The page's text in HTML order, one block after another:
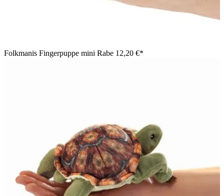
Folkmanis Fingerpuppe mini Rabe 12,20 €*